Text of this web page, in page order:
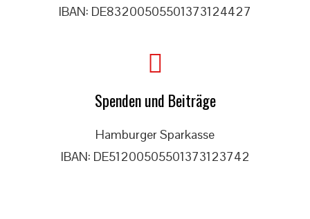
IBAN: DE83200505501373124427
Spenden und Beiträge
Hamburger Sparkasse
IBAN: DE51200505501373123742